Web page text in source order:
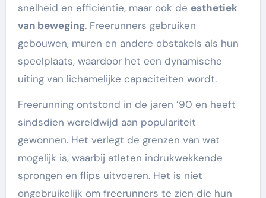
snelheid en efficiëntie, maar ook de esthetiek
van beweging. Freerunners gebruiken
gebouwen, muren en andere obstakels als hun
speelplaats, waardoor het een dynamische
uiting van lichamelijke capaciteiten wordt.
Freerunning ontstond in de jaren ’90 en heeft
sindsdien wereldwijd aan populariteit
gewonnen. Het verlegt de grenzen van wat
mogelijk is, waarbij atleten indrukwekkende
sprongen en flips uitvoeren. Het is niet
ongebruikelijk om freerunners te zien die hun